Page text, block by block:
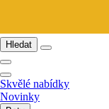
Hledat
Skvělé nabídky
Novinky